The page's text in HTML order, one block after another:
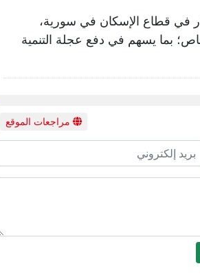
في قطاع الإسكان في سورية،
بما يسهم في دفع عجلة التنمية
مراجعات الموقع